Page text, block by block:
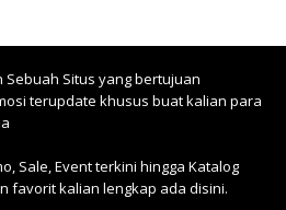
Sebuah Situs yang bertujuan
terupdate khusus buat kalian para
Sale, Event terkini hingga Katalog
favorit kalian lengkap ada disini.